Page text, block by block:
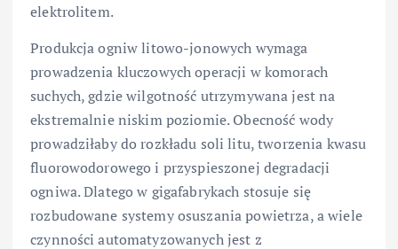
elektrolitem.
Produkcja ogniw litowo-jonowych wymaga
prowadzenia kluczowych operacji w komorach
suchych, gdzie wilgotność utrzymywana jest na
ekstremalnie niskim poziomie. Obecność wody
prowadziłaby do rozkładu soli litu, tworzenia kwasu
fluorowodorowego i przyspieszonej degradacji
ogniwa. Dlatego w gigafabrykach stosuje się
rozbudowane systemy osuszania powietrza, a wiele
czynności automatyzowanych jest z